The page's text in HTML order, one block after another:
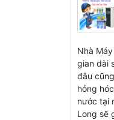
Nhà
gian dài
đâu
hỏng
nước tại
Long sẽ